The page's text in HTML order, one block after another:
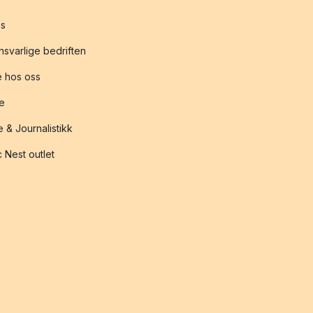
bedriften
hos oss
& Journalistikk
Nest outlet